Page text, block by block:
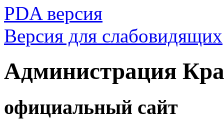
PDA версия
Версия для слабовидящих
Администрация
официальный сайт